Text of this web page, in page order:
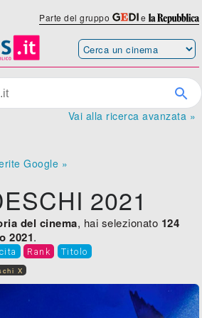
Parte del gruppo e
Vai alla ricerca avanzata »
Google »
2021
del cinema, hai selezionato 124
2021.
Rank Titolo
X